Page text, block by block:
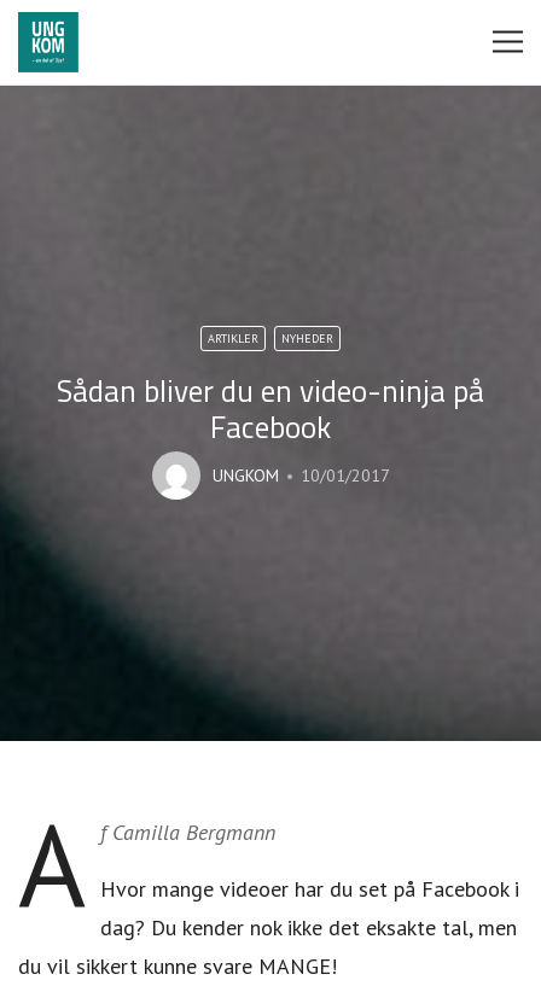
ARTIKLER NYHEDER
Sådan bliver du en video-ninja på
Facebook
UNGKOM 10/01/2017
A f Camilla Bergmann
Hvor mange videoer har du set på Facebook i
dag? Du kender nok ikke det eksakte tal, men
du vil sikkert kunne svare MANGE!